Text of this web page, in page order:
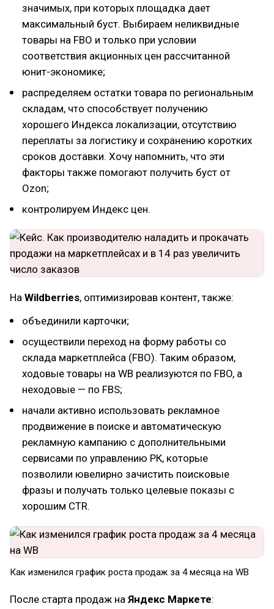
значимых, при которых площадка дает
максимальный буст. Выбираем неликвидные
товары на FBO и только при условии
соответствия акционных цен рассчитанной
юнит-экономике;
распределяем остатки товара по региональным
складам, что способствует получению
хорошего Индекса локализации, отсутствию
переплаты за логистику и сохранению коротких
сроков доставки. Хочу напомнить, что эти
факторы также помогают получить буст от
Ozon;
контролируем Индекс цен.
На Wildberries, оптимизировав контент, также:
объединили карточки;
осуществили переход на форму работы со
склада маркетплейса (FBO). Таким образом,
ходовые товары на WB реализуются по FBO, а
неходовые — по FBS;
начали активно использовать рекламное
продвижение в поиске и автоматическую
рекламную кампанию с дополнительными
сервисами по управлению РК, которые
позволили ювелирно зачистить поисковые
фразы и получать только целевые показы с
хорошим CTR.
Как изменился график роста продаж за 4 месяца на WB
После старта продаж на Яндекс Маркете: